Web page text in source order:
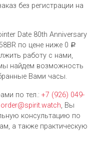
без регистрации на
Date 80th Anniversary
по цене ниже 0 Р
работу с нами,
найдем возможность
Вами часы.
по тел.: +7 (926) 049-
order@spirit.watch, Вы
консультацию по
а также практическую